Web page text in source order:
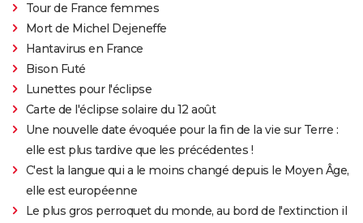
Tour de France femmes
Mort de Michel Dejeneffe
Hantavirus en France
Bison Futé
Lunettes pour l'éclipse
Carte de l'éclipse solaire du 12 août
Une nouvelle date évoquée pour la fin de la vie sur Terre :
elle est plus tardive que les précédentes !
C'est la langue qui a le moins changé depuis le Moyen Âge,
elle est européenne
Le plus gros perroquet du monde, au bord de l'extinction il